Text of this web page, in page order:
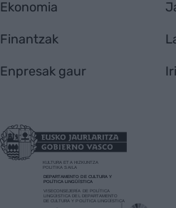
Ekonomia
Finantzak
Enpresak gaur